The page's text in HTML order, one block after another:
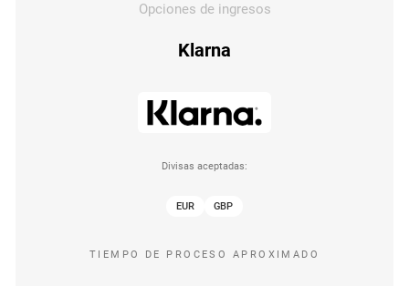
Opciones de ingresos
Klarna
Divisas aceptadas:
EUR GBP
TIEMPO DE PROCESO APROXIMADO